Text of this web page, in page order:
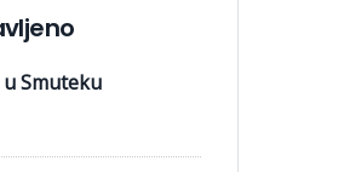
Smuteku